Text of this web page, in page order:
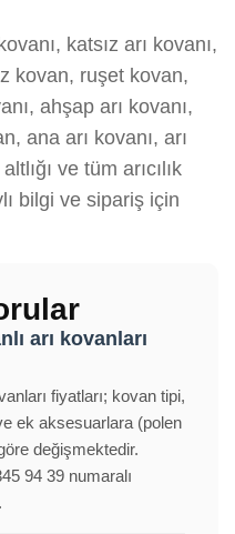
katsız arı kovanı,
kovan, ruşet kovan,
ahşap arı kovanı,
ana arı kovanı, arı
ve tüm arıcılık
bilgi ve sipariş için
arı kovanları
fiyatları; kovan tipi,
ek aksesuarlara (polen
değişmektedir.
94 39 numaralı